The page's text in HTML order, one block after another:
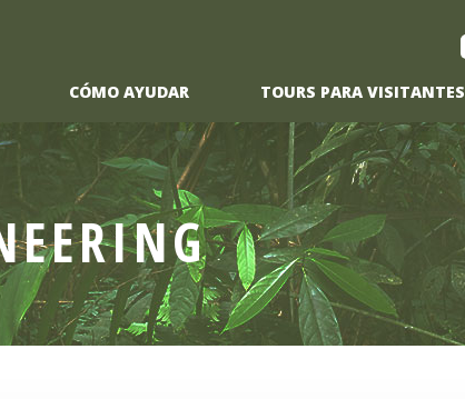
CÓMO AYUDAR TOURS PARA VISITANTES